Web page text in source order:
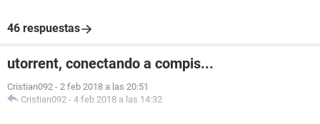
46 respuestas
utorrent, conectando a compis...
Cristian092 - 2 feb 2018 a las 20:51
Cristian092 - 4 feb 2018 a las 14:32